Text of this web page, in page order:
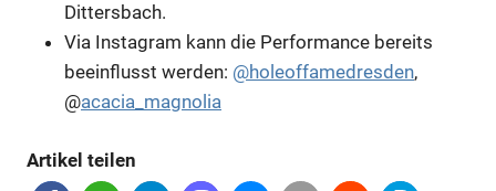
Anzeige
Dittersbach.
Via Instagram kann die Performance bereits
beeinflusst werden: @holeoffamedresden,
@acacia_magnolia
Artikel teilen